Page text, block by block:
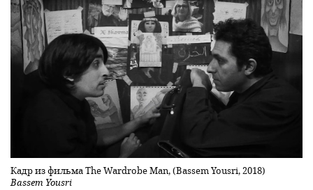
Кадр из фильма The Wardrobe Man, (Bassem Yousri, 2018)
Bassem Yousri